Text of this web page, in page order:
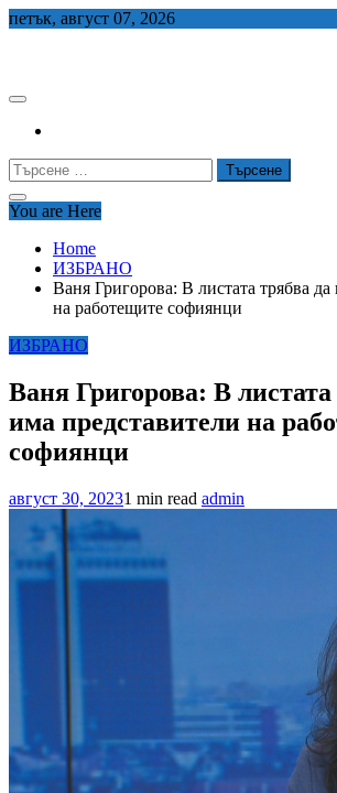
Skip
петък, август 07, 2026
Търсене
за:
You are Here
Home
ИЗБРАНО
Ваня Григорова: В листата трябва да
на работещите софиянци
ИЗБРАНО
Ваня Григорова: В листата
има представители на
софиянци
август 30, 20231 min read admin